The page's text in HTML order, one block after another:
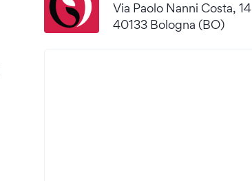
Via Paolo Nanni Costa, 14
40133 Bologna (BO)